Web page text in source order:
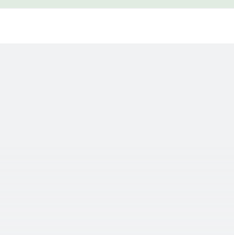
1电池
52电池
150电池